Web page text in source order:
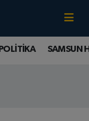
POLİTİKA SAMSUN